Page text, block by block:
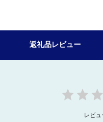
返礼品レビュー
レビ